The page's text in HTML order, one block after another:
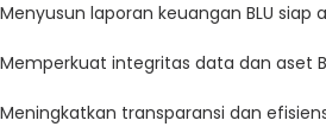
Menyusun laporan keuangan BLU siap
Memperkuat integritas data dan aset
Meningkatkan transparansi dan